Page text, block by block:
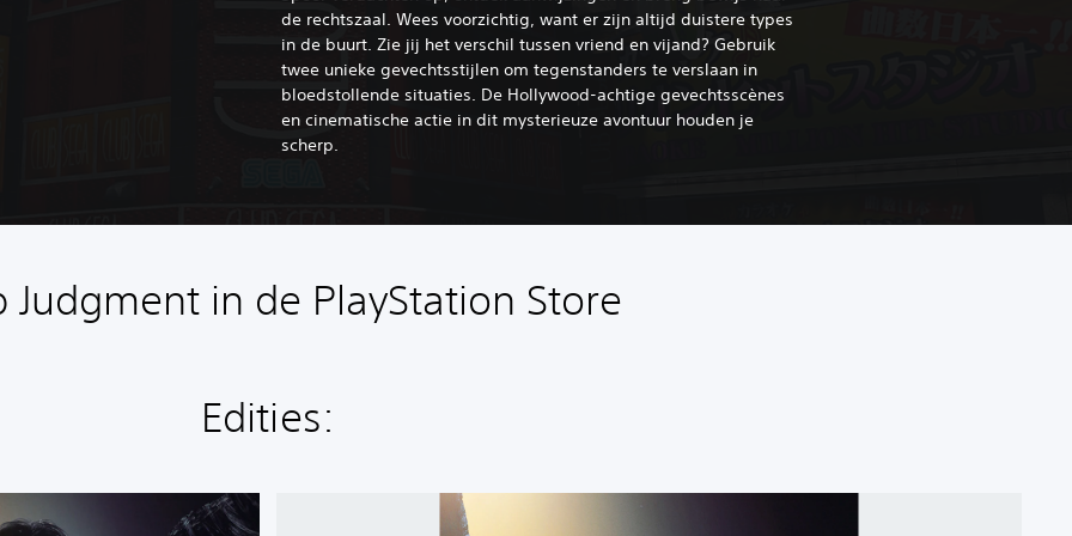
de rechtszaal. Wees voorzichtig, want er zijn altijd duistere types
in de buurt. Zie jij het verschil tussen vriend en vijand? Gebruik
twee unieke gevechtsstijlen om tegenstanders te verslaan in
bloedstollende situaties. De Hollywood-achtige gevechtsscènes
en cinematische actie in dit mysterieuze avontuur houden je
scherp.
Judgment in de PlayStation Store
Edities: